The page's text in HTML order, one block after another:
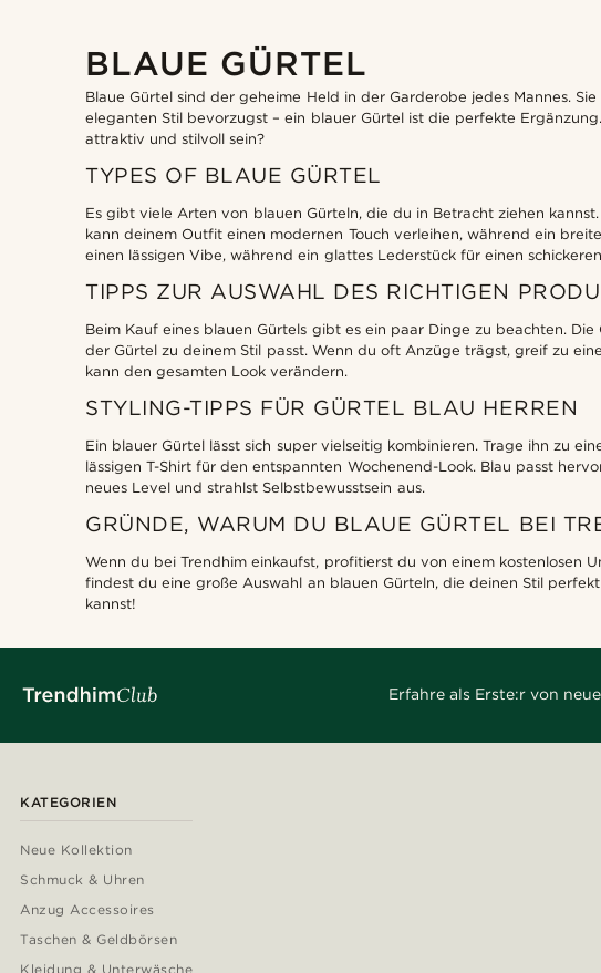
BLAUE GÜRTEL
Blaue Gürtel sind der geheime Held in der Garderobe jedes Mannes.
eleganten Stil bevorzugst – ein blauer Gürtel ist die perfekte
attraktiv und stilvoll sein?
TYPES OF BLAUE GÜRTEL
Es gibt viele Arten von blauen Gürteln, die du in Betracht ziehen
kann deinem Outfit einen modernen Touch verleihen, während ein
einen lässigen Vibe, während ein glattes Lederstück für einen
TIPPS ZUR AUSWAHL DES RICHTIGEN
Beim Kauf eines blauen Gürtels gibt es ein paar Dinge zu beachten.
der Gürtel zu deinem Stil passt. Wenn du oft Anzüge trägst, greif zu
kann den gesamten Look verändern.
STYLING-TIPPS FÜR GÜRTEL BLAU HERREN
Ein blauer Gürtel lässt sich super vielseitig kombinieren. Trage ihn zu
lässigen T-Shirt für den entspannten Wochenend-Look. Blau passt
neues Level und strahlst Selbstbewusstsein aus.
GRÜNDE, WARUM DU BLAUE GÜRTEL BEI
Wenn du bei Trendhim einkaufst, profitierst du von einem kostenlosen
findest du eine große Auswahl an blauen Gürteln, die deinen Stil
kannst!
Erfahre als Erste:r von
KATEGORIEN
Neue Kollektion
Schmuck & Uhren
Anzug Accessoires
Taschen & Geldbörsen
Kleidung & Unterwäsche